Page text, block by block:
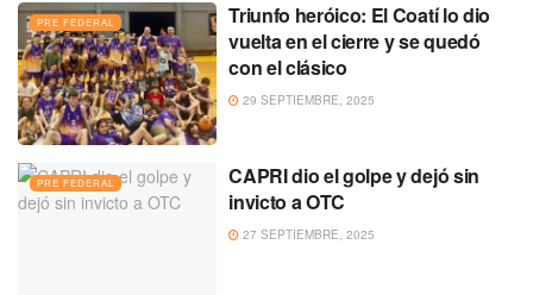
PRE FEDERAL
Triunfo heróico: El Coatí lo dio
vuelta en el cierre y se quedó
con el clásico
29 SEPTIEMBRE, 2025
PRE FEDERAL
CAPRI dio el golpe y dejó sin
invicto a OTC
27 SEPTIEMBRE, 2025